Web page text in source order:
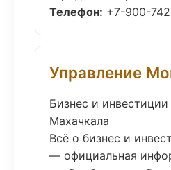
Телефон: +7-900-
Управление
Бизнес и
Махачкала
Всё о бизнес и
— официальная